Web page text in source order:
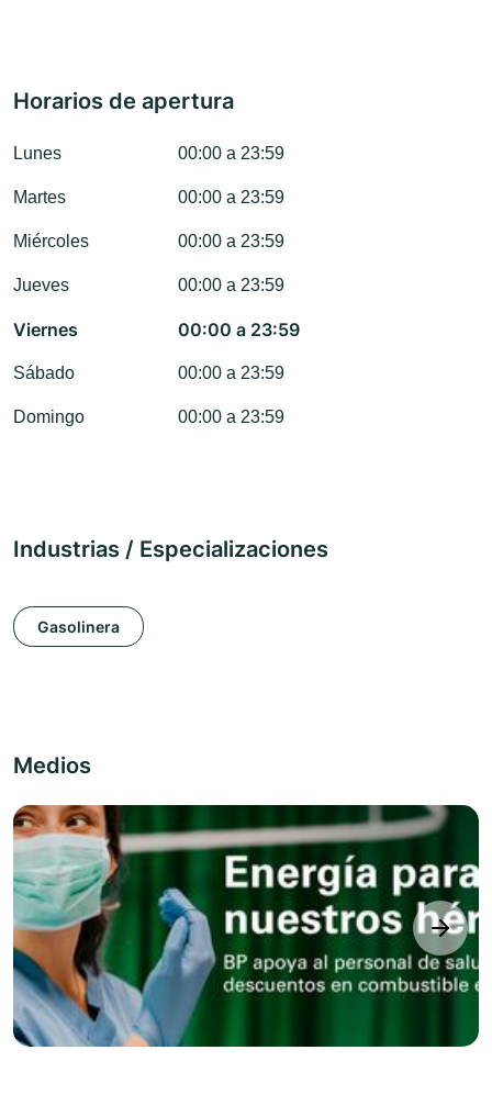
Horarios de apertura
Lunes 00:00 a 23:59
Martes 00:00 a 23:59
Miércoles 00:00 a 23:59
Jueves 00:00 a 23:59
Viernes 00:00 a 23:59
Sábado 00:00 a 23:59
Domingo 00:00 a 23:59
Industrias / Especializaciones
Gasolinera
Medios
next